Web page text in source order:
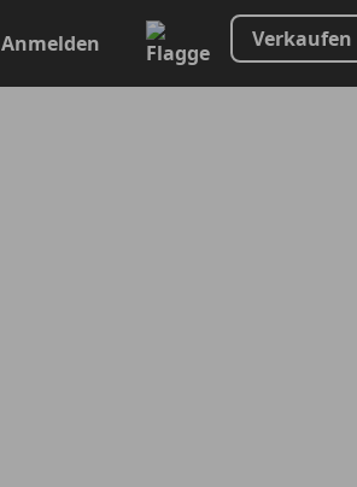
Anmelden Verkaufen